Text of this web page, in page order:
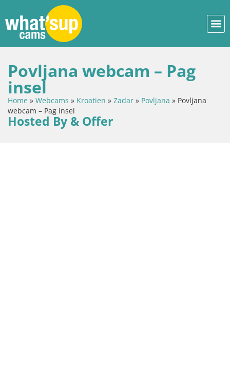
Povljana webcam – Pag
insel
Home » Webcams » Kroatien » Zadar » Povljana » Povljana
webcam – Pag insel
Hosted By & Offer